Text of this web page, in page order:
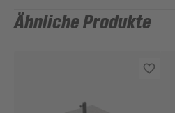
Ähnliche Produkte